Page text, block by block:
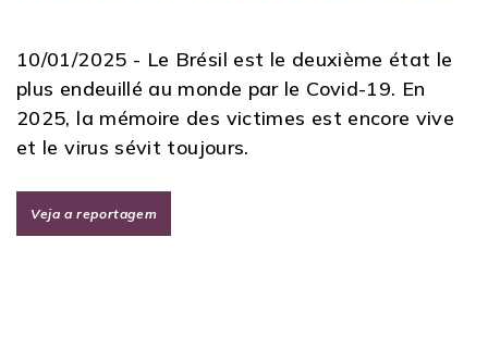
10/01/2025 - Le Brésil est le deuxième état le
plus endeuillé au monde par le Covid-19. En
2025, la mémoire des victimes est encore vive
et le virus sévit toujours.
Veja a reportagem